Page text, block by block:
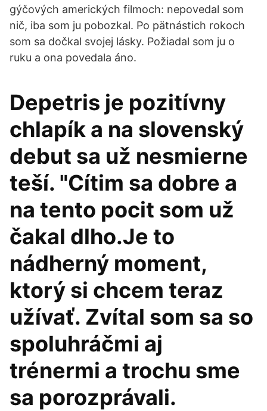
gýčových amerických filmoch: nepovedal som
nič, iba som ju pobozkal. Po pätnástich rokoch
som sa dočkal svojej lásky. Požiadal som ju o
ruku a ona povedala áno.
Depetris je pozitívny
chlapík a na slovenský
debut sa už nesmierne
teší. "Cítim sa dobre a
na tento pocit som už
čakal dlho.Je to
nádherný moment,
ktorý si chcem teraz
užívať. Zvítal som sa so
spoluhráčmi aj
trénermi a trochu sme
sa porozprávali.